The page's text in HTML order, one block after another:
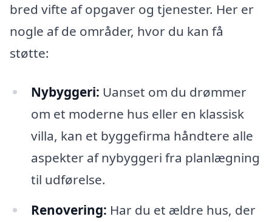
bred vifte af opgaver og tjenester. Her er
nogle af de områder, hvor du kan få
støtte:
Nybyggeri: Uanset om du drømmer
om et moderne hus eller en klassisk
villa, kan et byggefirma håndtere alle
aspekter af nybyggeri fra planlægning
til udførelse.
Renovering: Har du et ældre hus, der